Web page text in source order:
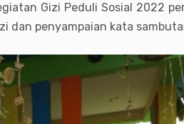
Gizi Peduli Sosial 2022
dan penyampaian kata